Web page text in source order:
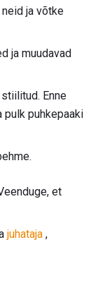
ja võtke
ja muudavad
Enne
pulk puhkepaaki
et
juhataja ,